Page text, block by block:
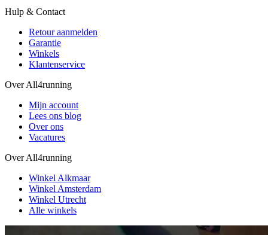
Hulp & Contact
Retour aanmelden
Garantie
Winkels
Klantenservice
Over All4running
Mijn account
Lees ons blog
Over ons
Vacatures
Over All4running
Winkel Alkmaar
Winkel Amsterdam
Winkel Utrecht
Alle winkels